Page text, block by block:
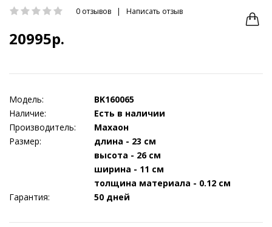
0 отзывов | Написать отзыв
20995р.
Модель:
BK160065
Наличие:
Есть в наличии
Производитель:
Махаон
Размер:
длина - 23 см
высота - 26 см
ширина - 11 см
толщина материала - 0.12 см
Гарантия:
50 дней